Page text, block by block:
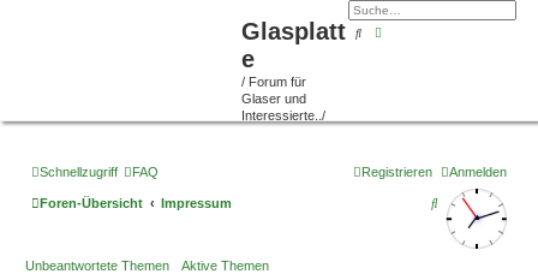
Glasplatt
e
/ Forum für
Glaser und
Interessierte../
SucheErweiterte Suche
Schnellzugriff FAQ Anmelden
Registrieren
Foren-Übersicht Impressum
S
Unbeantwortete Themen Aktive Themen